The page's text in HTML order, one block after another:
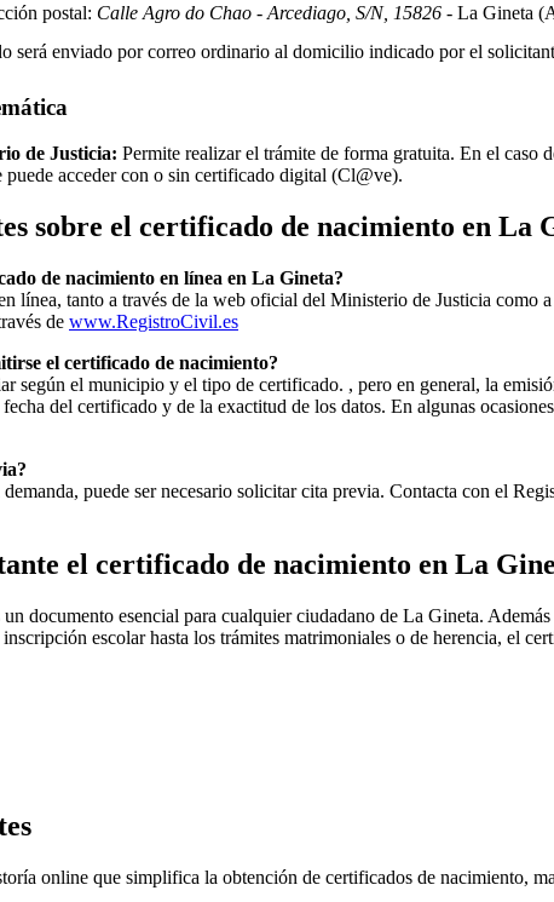
postal: Calle Agro do Chao - Arcediago, S/N, 15826 - La Gineta
será enviado por correo ordinario al domicilio indicado por el
de Justicia: Permite realizar el trámite de forma gratuita. En el caso
puede acceder con o sin certificado digital (Cl@ve).
sobre el certificado de nacimiento en La
de nacimiento en línea en La Gineta?
línea, tanto a través de la web oficial del Ministerio de Justicia como
de www.RegistroCivil.es
el certificado de nacimiento?
según el municipio y el tipo de certificado. , pero en general, la
del certificado y de la exactitud de los datos. En algunas
puede ser necesario solicitar cita previa. Contacta con el
el certificado de nacimiento en La
documento esencial para cualquier ciudadano de La Gineta.
inscripción escolar hasta los trámites matrimoniales o de herencia, el
online que simplifica la obtención de certificados de nacimiento,